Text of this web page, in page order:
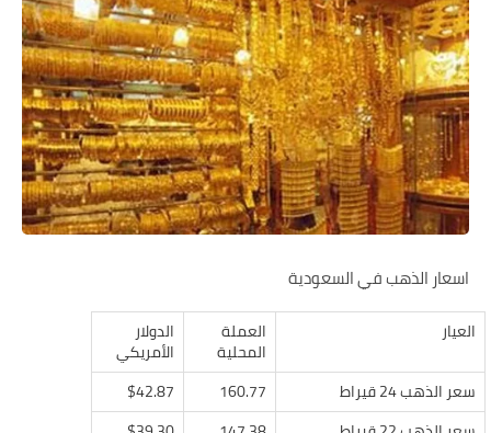
اسعار الذهب في السعودية
العيار العملة
المحلية
الدولار
الأمريكي
سعر الذهب 24 قيراط
160.77
$42.87